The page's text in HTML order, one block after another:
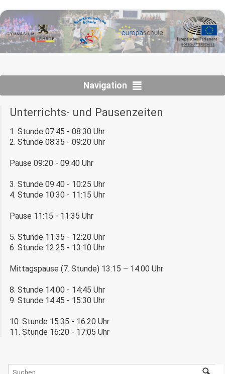
Navigation
Unterrichts- und Pausenzeiten
1. Stunde 07:45 - 08:30 Uhr
2. Stunde 08:35 - 09:20 Uhr
Pause 09:20 - 09:40 Uhr
3. Stunde 09:40 - 10:25 Uhr
4. Stunde 10:30 - 11:15 Uhr
Pause 11:15 - 11:35 Uhr
5. Stunde 11:35 - 12:20 Uhr
6. Stunde 12:25 - 13:10 Uhr
Mittagspause (7. Stunde) 13:15 – 14.00 Uhr
8. Stunde 14:00 - 14:45 Uhr
9. Stunde 14:45 - 15:30 Uhr
10. Stunde 15:35 - 16:20 Uhr
11. Stunde 16:20 - 17:05 Uhr